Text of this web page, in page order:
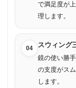
で満足度が
理します。
04 スウィング
鏡の使い勝
の支度がス
します。